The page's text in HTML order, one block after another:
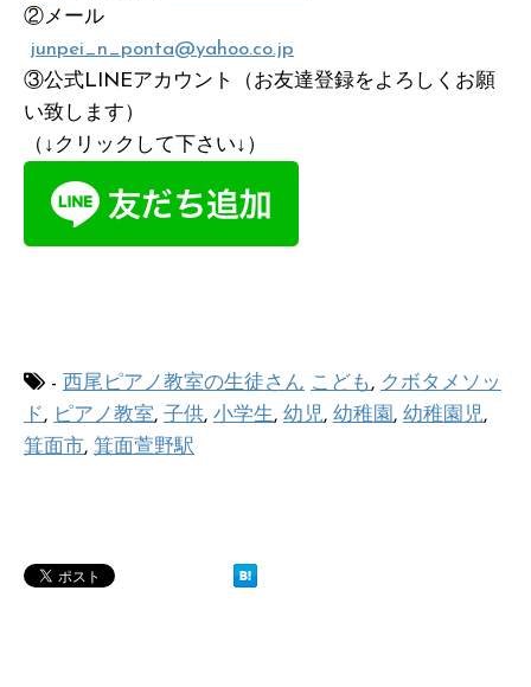
②メール
junpei_n_ponta@yahoo.co.jp
③公式LINEアカウント（お友達登録をよろしくお願
い致します）
（↓クリックして下さい↓）
- 西尾ピアノ教室の生徒さん こども, クボタメソッ
ド, ピアノ教室, 子供, 小学生, 幼児, 幼稚園 , 幼稚園児,
箕面市, 箕面萱野駅